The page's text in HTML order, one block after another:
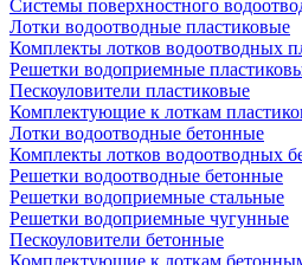
Системы поверхностного
Лотки водоотводные пластиковые
Комплекты лотков водоотводных
Решетки водоприемные
Пескоуловители пластиковые
Комплектующие к лоткам
Лотки водоотводные бетонные
Комплекты лотков водоотводных
Решетки водоотводные бетонные
Решетки водоприемные стальные
Решетки водоприемные чугунные
Пескоуловители бетонные
Комплектующие к лоткам